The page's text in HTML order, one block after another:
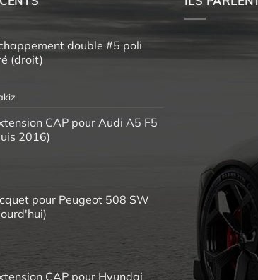
double #5 poli
(droit)
CAP pour Audi A5 F5
2016)
pour Peugeot 508 SW
CAP pour Hyundai